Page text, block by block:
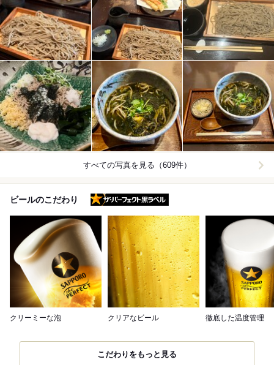
すべての写真を見る（609件）
ビールのこだわり
クリーミーな泡 クリアなビール 徹底した温度管理
こだわりをもっと見る